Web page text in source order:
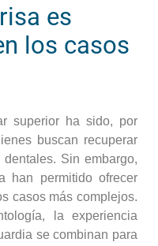
es
los casos
superior ha sido, por
buscan recuperar
Sin embargo,
han permitido ofrecer
casos más complejos.
la experiencia
se combinan para